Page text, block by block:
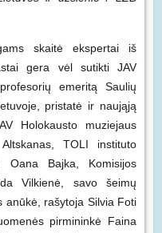
skaitė ekspertai iš
gera vėl sutikti JAV
emeritą Saulių
pristatė ir naująją
Holokausto muziejaus
TOLI instituto
Oana Bajka, Komisijos
Vilkienė, savo šeimų
anūkė, rašytoja Silvia Foti
pirmininkė Faina